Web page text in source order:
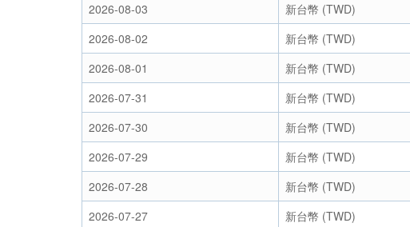
2026-08-03
新台幣 (TWD)
2026-08-02
新台幣 (TWD)
2026-08-01
新台幣 (TWD)
2026-07-31
新台幣 (TWD)
2026-07-30
新台幣 (TWD)
2026-07-29
新台幣 (TWD)
2026-07-28
新台幣 (TWD)
2026-07-27
新台幣 (TWD)